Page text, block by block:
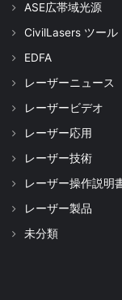
ASE広帯域光源
CivilLasers ツール
EDFA
レーザーニュース
レーザービデオ
レーザー応用
レーザー技術
レーザー操作説明
レーザー製品
未分類